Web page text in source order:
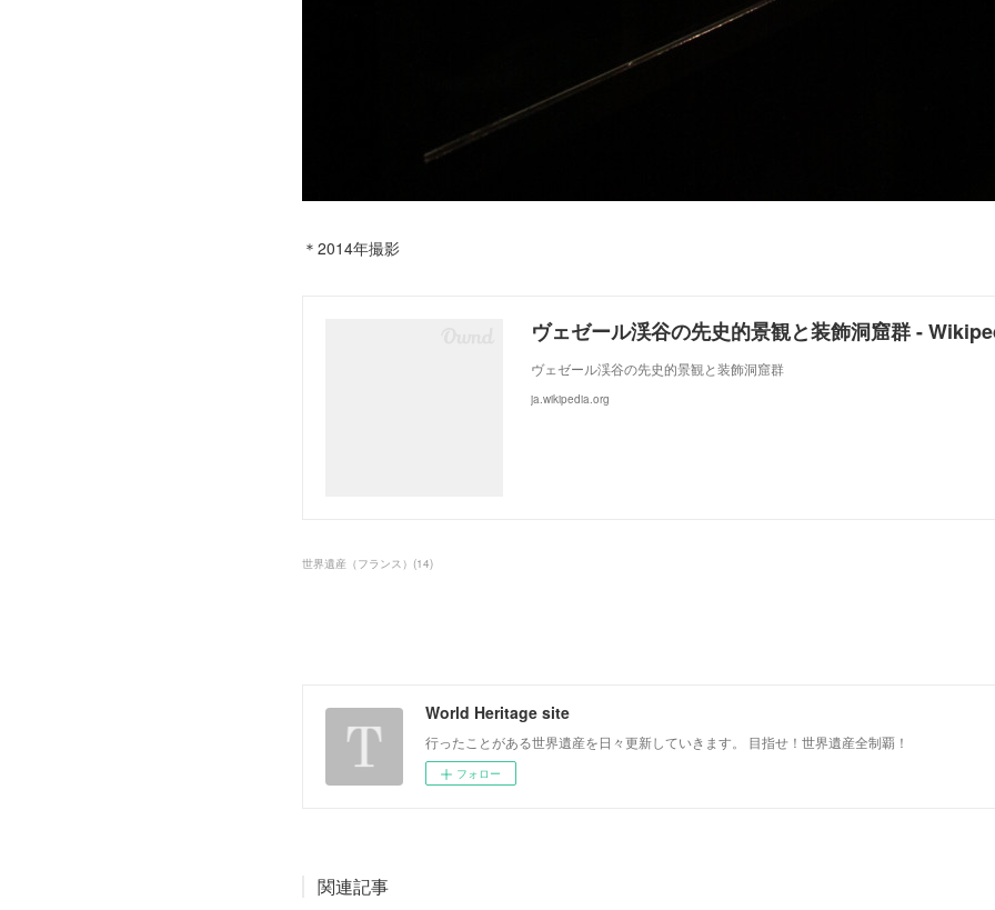
＊2014年撮影
ヴェゼール渓谷の先史的景観と装飾洞窟群 -
ヴェゼール渓谷の先史的景観と装飾洞窟群
ja.wikipedia.org
世界遺産（フランス） (14)
World Heritage site
行ったことがある世界遺産を日々更新していきます。 目指せ！世界遺産全制覇！
フォロー
関連記事